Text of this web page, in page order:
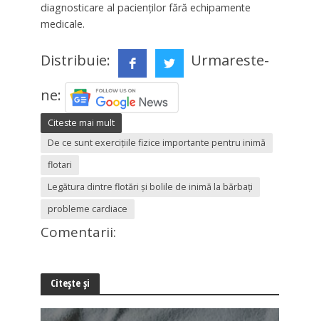
diagnosticare al pacienților fără echipamente
medicale.
Distribuie:
Urmareste-
ne:
Citeste mai mult
De ce sunt exercițiile fizice importante pentru inimă
flotari
Legătura dintre flotări și bolile de inimă la bărbați
probleme cardiace
Comentarii:
Citește și